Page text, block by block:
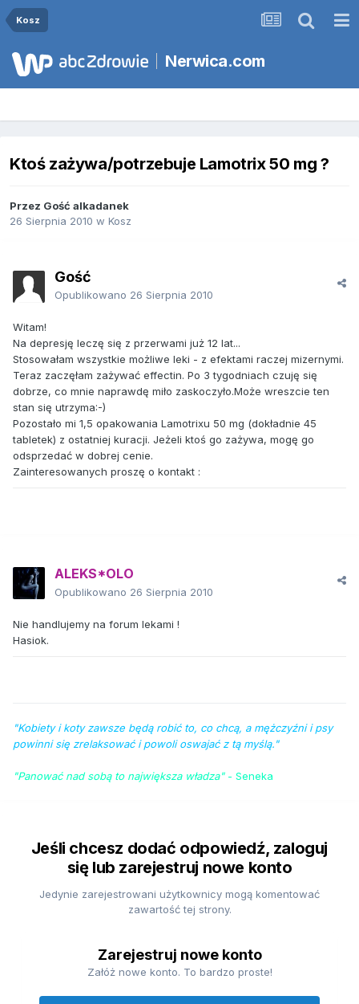
Kosz
Nerwica.com
Ktoś zażywa/potrzebuje Lamotrix 50 mg ?
Przez Gość alkadanek
26 Sierpnia 2010 w Kosz
Gość
Opublikowano 26 Sierpnia 2010
Witam!
Na depresję leczę się z przerwami już 12 lat...
Stosowałam wszystkie możliwe leki - z efektami raczej mizernymi.
Teraz zaczęłam zażywać effectin. Po 3 tygodniach czuję się
dobrze, co mnie naprawdę miło zaskoczyło.Może wreszcie ten
stan się utrzyma:-)
Pozostało mi 1,5 opakowania Lamotrixu 50 mg (dokładnie 45
tabletek) z ostatniej kuracji. Jeżeli ktoś go zażywa, mogę go
odsprzedać w dobrej cenie.
Zainteresowanych proszę o kontakt :
ALEKS*OLO
Opublikowano 26 Sierpnia 2010
Nie handlujemy na forum lekami !
Hasiok.
"Kobiety i koty zawsze będą robić to, co chcą, a mężczyźni i psy
powinni się zrelaksować i powoli oswajać z tą myślą."
"Panować nad sobą to największa władza"- Seneka
Jeśli chcesz dodać odpowiedź, zaloguj
się lub zarejestruj nowe konto
Jedynie zarejestrowani użytkownicy mogą komentować
zawartość tej strony.
Zarejestruj nowe konto
Załóż nowe konto. To bardzo proste!